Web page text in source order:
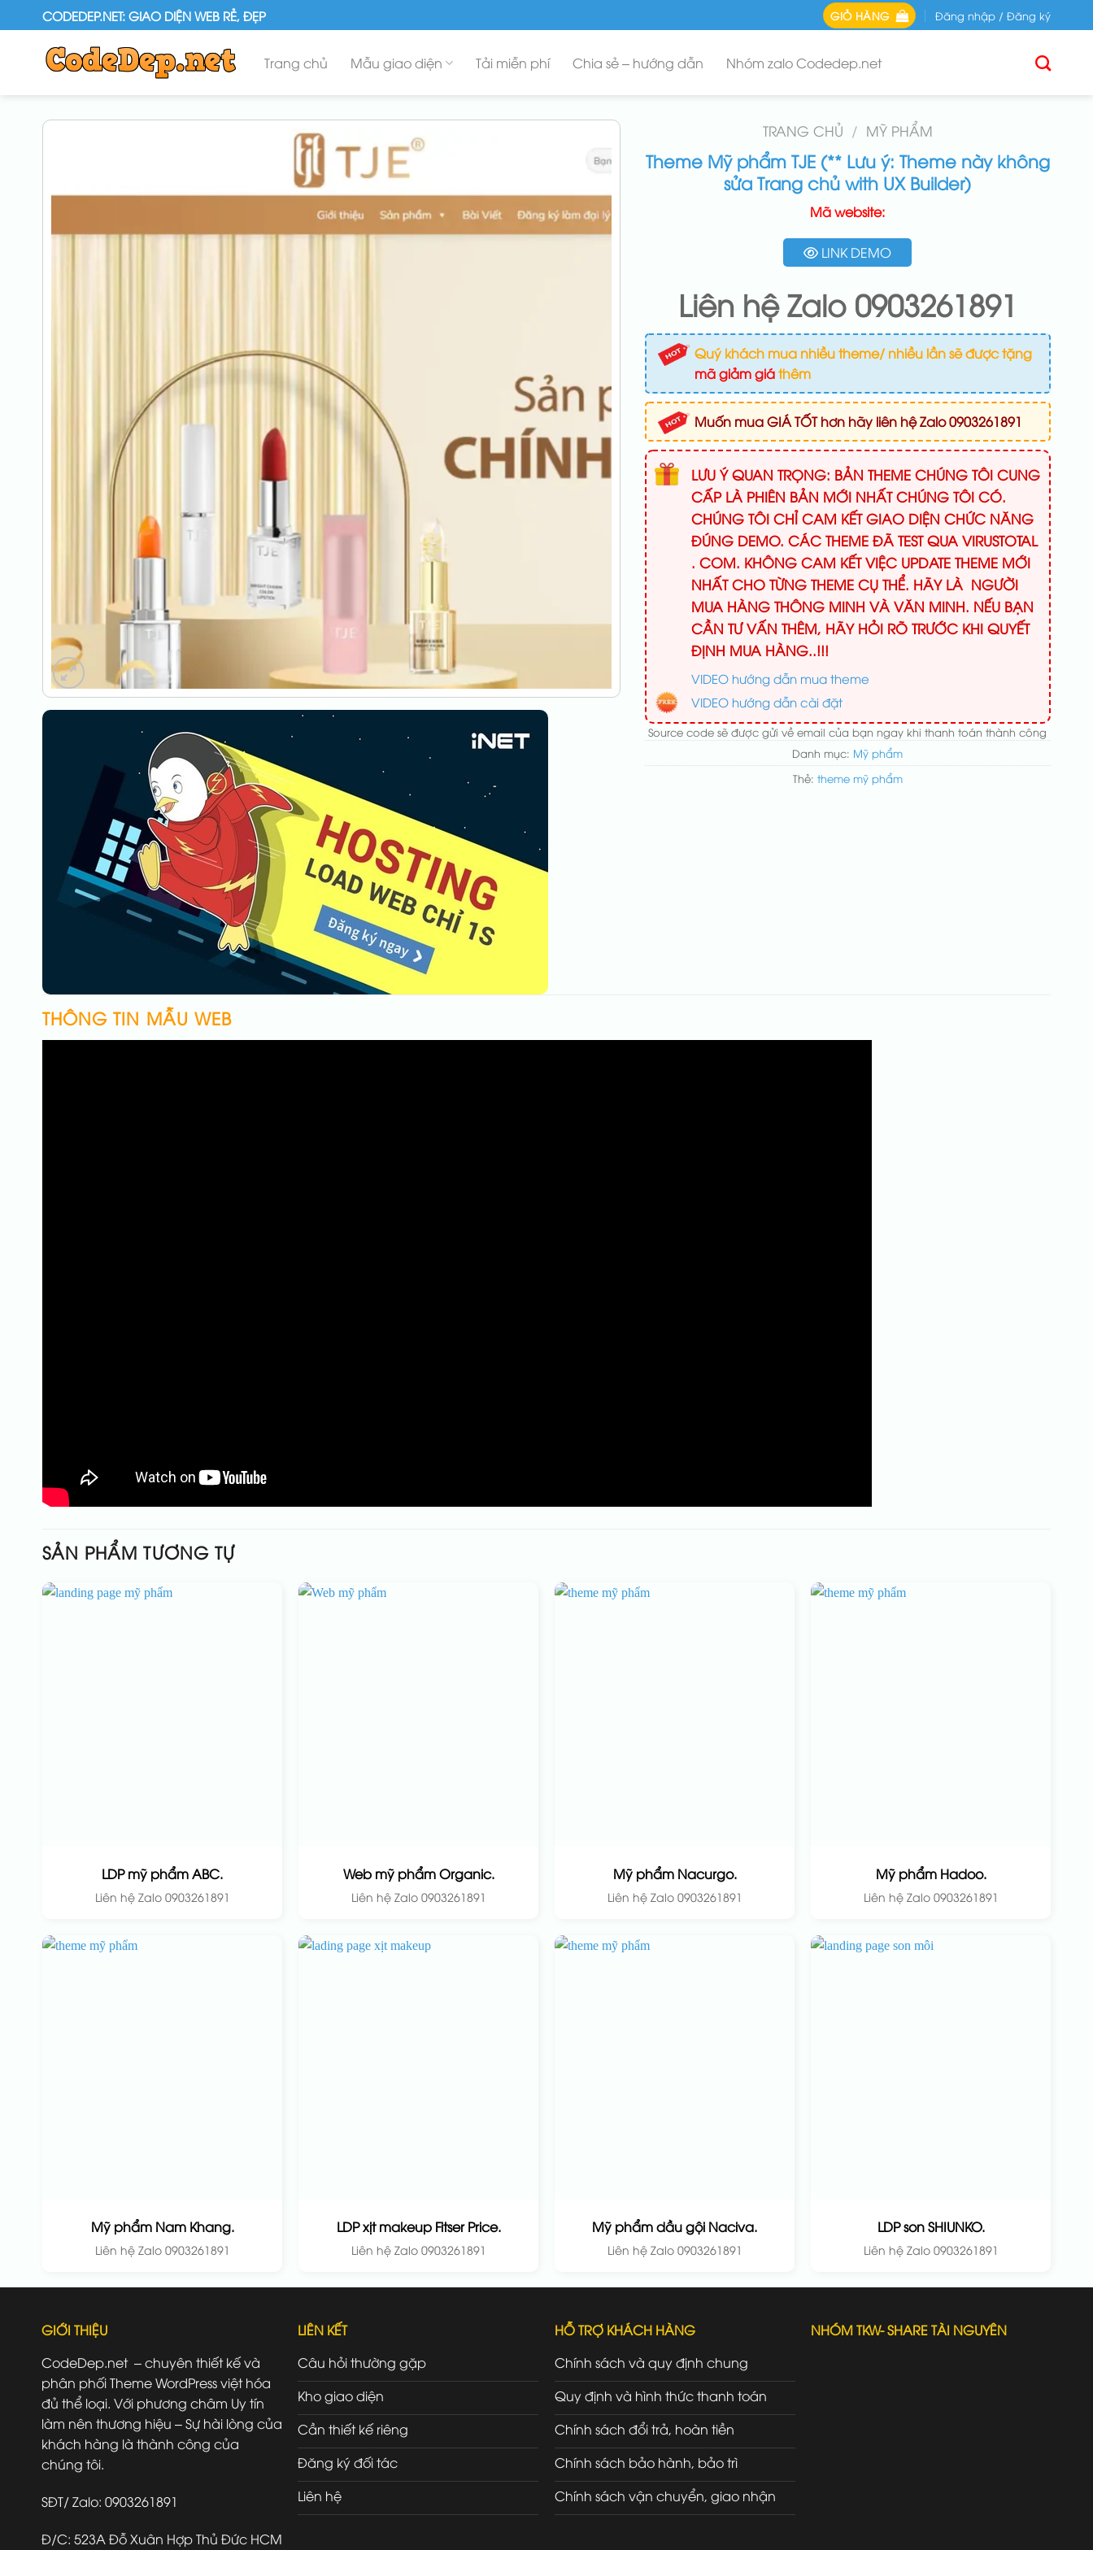
to
content
CODEDEP.NET: GIAO DIỆN WEB RẺ, ĐẸP GIỎ HÀNG Đăng nhập / Đăng ký
Trang chủ Mẫu giao diện Tải miễn phí Chia sẻ – hướng dẫn Nhóm zalo Codedep.net
TRANG CHỦ / MỸ PHẨM
Theme Mỹ phẩm TJE (** Lưu ý: Theme này không
sửa Trang chủ with UX Builder)
Mã website:
LINK DEMO
Liên hệ Zalo 0903261891
Quý khách mua nhiều theme/ nhiều lần sẽ được tặng
mã giảm giáthêm
Muốn mua GIÁ TỐT hơn hãy liên hệ Zalo 0903261891
LƯU Ý QUAN TRỌNG: BẢN THEME CHÚNG TÔI CUNG
CẤP LÀ PHIÊN BẢN MỚI NHẤT CHÚNG TÔI CÓ.
CHÚNG TÔI CHỈ CAM KẾT GIAO DIỆN CHỨC NĂNG
ĐÚNG DEMO. CÁC THEME ĐÃ TEST QUA VIRUSTOTAL
. COM. KHÔNG CAM KẾT VIỆC UPDATE THEME MỚI
NHẤT CHO TỪNG THEME CỤ THỂ. HÃY LÀ NGƯỜI
MUA HÀNG THÔNG MINH VÀ VĂN MINH. NẾU BẠN
CẦN TƯ VẤN THÊM, HÃY HỎI RÕ TRƯỚC KHI QUYẾT
ĐỊNH MUA HÀNG..!!!
VIDEO hướng dẫn mua theme
VIDEO hướng dẫn cài đặt
Source code sẽ được gửi về email của bạn ngay khi thanh toán thành công
Danh mục: Mỹ phẩm
Thẻ: theme mỹ phẩm
THÔNG TIN MẪU WEB
SẢN PHẨM TƯƠNG TỰ
LDP mỹ phẩm ABC.
Liên hệ Zalo 0903261891
Web mỹ phẩm Organic.
Liên hệ Zalo 0903261891
Mỹ phẩm Nacurgo.
Liên hệ Zalo 0903261891
Mỹ phẩm Hadoo.
Liên hệ Zalo 0903261891
Mỹ phẩm Nam Khang.
Liên hệ Zalo 0903261891
LDP xịt makeup Fitser Price.
Liên hệ Zalo 0903261891
Mỹ phẩm dầu gội Naciva.
Liên hệ Zalo 0903261891
LDP son SHIUNKO.
Liên hệ Zalo 0903261891
GIỚI THIỆU
CodeDep.net – chuyên thiết kế và
phân phối Theme WordPress việt hóa
đủ thể loại. Với phương châm Uy tín
làm nên thương hiệu – Sự hài lòng của
khách hàng là thành công của
chúng tôi.
SĐT/ Zalo: 0903261891
Đ/C: 523A Đỗ Xuân Hợp Thủ Đức HCM
LIÊN KẾT
Câu hỏi thường gặp
Kho giao diện
Cần thiết kế riêng
Đăng ký đối tác
Liên hệ
HỖ TRỢ KHÁCH HÀNG
Chính sách và quy định chung
Quy định và hình thức thanh toán
Chính sách đổi trả, hoàn tiền
Chính sách bảo hành, bảo trì
Chính sách vận chuyển, giao nhận
NHÓM TKW- SHARE TÀI NGUYÊN